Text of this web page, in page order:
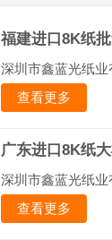
福建进口8K纸
深圳市鑫蓝光纸业
查看更多
广东进口8K纸
深圳市鑫蓝光纸业
查看更多